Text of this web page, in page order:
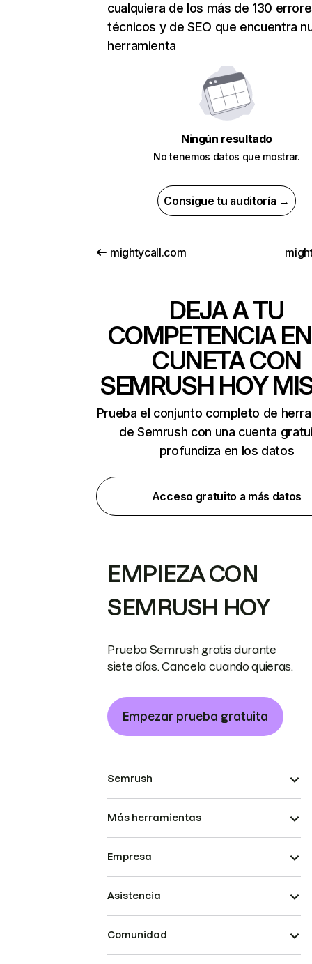
cualquiera de los más de 130
técnicos y de SEO que encuentra
herramienta
Ningún resultado
No tenemos datos que mostrar.
Consigue tu auditoría →
mightycall.com
DEJA A TU
COMPETENCIA
CUNETA CON
SEMRUSH HOY
Prueba el conjunto completo de
de Semrush con una cuenta
profundiza en los datos
Acceso gratuito a más datos
EMPIEZA CON
SEMRUSH HOY
Prueba Semrush gratis durante
siete días. Cancela cuando quieras.
Empezar prueba gratuita
Semrush
Más herramientas
Empresa
Asistencia
Comunidad